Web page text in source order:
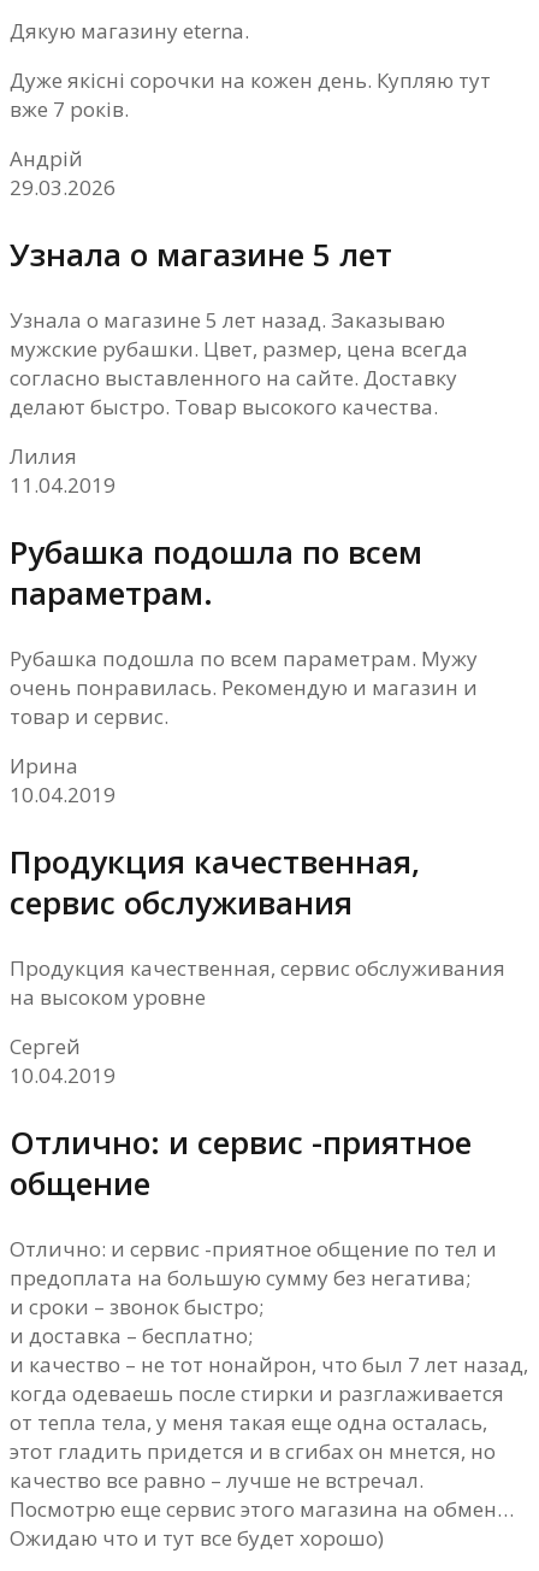
Дякую магазину eterna.
Дуже якісні сорочки на кожен день. Купляю тут
вже 7 років.
Андрій
29.03.2026
Узнала о магазине 5 лет
Узнала о магазине 5 лет назад. Заказываю
мужские рубашки. Цвет, размер, цена всегда
согласно выставленного на сайте. Доставку
делают быстро. Товар высокого качества.
Лилия
11.04.2019
Рубашка подошла по всем
параметрам.
Рубашка подошла по всем параметрам. Мужу
очень понравилась. Рекомендую и магазин и
товар и сервис.
Ирина
10.04.2019
Продукция качественная,
сервис обслуживания
Продукция качественная, сервис обслуживания
на высоком уровне
Сергей
10.04.2019
Отлично: и сервис -приятное
общение
Отлично: и сервис -приятное общение по тел и
предоплата на большую сумму без негатива;
и сроки – звонок быстро;
и доставка – бесплатно;
и качество – не тот нонайрон, что был 7 лет назад,
когда одеваешь после стирки и разглаживается
от тепла тела, у меня такая еще одна осталась,
этот гладить придется и в сгибах он мнется, но
качество все равно – лучше не встречал.
Посмотрю еще сервис этого магазина на обмен…
Ожидаю что и тут все будет хорошо)